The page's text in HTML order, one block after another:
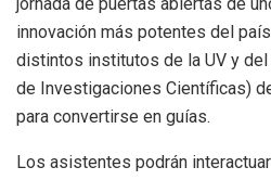
innovación más potentes del
distintos institutos de la UV y del
de Investigaciones Científicas)
para convertirse en guías.
Los asistentes podrán